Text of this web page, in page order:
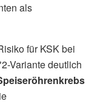
als
für KSK bei
Variante deutlich